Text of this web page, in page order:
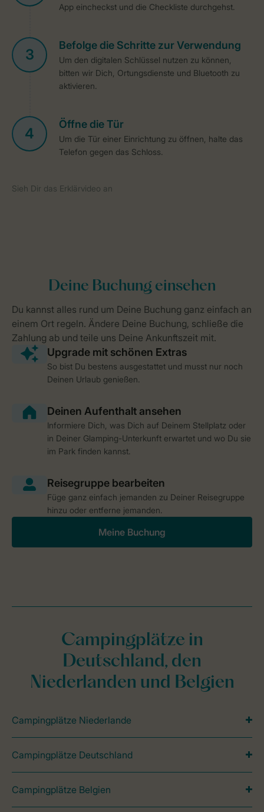
So bist Du bestens ausgestattet und musst nur noch
Deinen Urlaub genießen.
Informiere Dich, was Dich auf Deinem Stellplatz oder
in Deiner Glamping-Unterkunft erwartet und wo Du sie
im Park finden kannst.
Füge ganz einfach jemanden zu Deiner Reisegruppe
hinzu oder entferne jemanden.
Meine Buchung
Campingplätze in
Deutschland, den
Niederlanden und Belgien
Campingplätze Niederlande
Campingplätze Deutschland
Campingplätze Belgien